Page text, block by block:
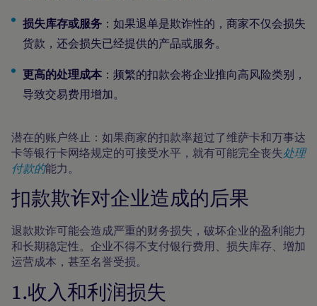
损失库存或服务 ：如果退单是欺诈性的，商家不仅会损失
货款，还会损失已经提供的产品或服务。
更高的处理成本 ：频繁的扣款会将企业推向高风险类别，
导致交易费用增加。
潜在的账户终止：如果商家的扣款率超过了维萨卡和万事达
卡等银行卡网络规定的可接受水平，就有可能完全丧失处理
付款的能力。
扣款欺诈对企业造成的后果
退款欺诈可能会造成严重的财务损失，破坏企业的盈利能力
和长期稳定性。企业不得不支付银行费用、损失库存、增加
运营成本，甚至名誉受损。
1.收入和利润损失